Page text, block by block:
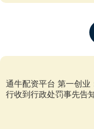
通牛配资平台 第一创
行收到行政处罚事先告